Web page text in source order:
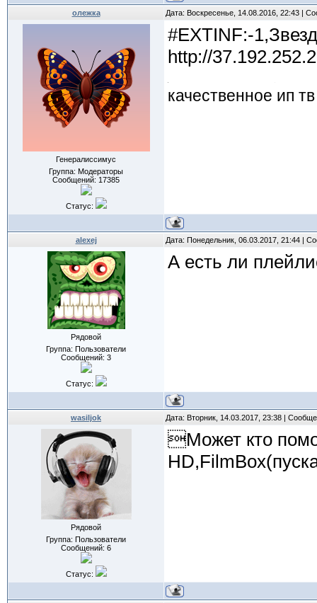
олежка Дата: Воскресенье, 14.08.2016, 22:43 |
Генералиссимус
Группа: Модераторы
Сообщений: 17385
Статус:
#EXTINF:-
http://
качественное ип
alexej Дата: Понедельник, 06.03.2017, 21:44 |
Рядовой
Группа: Пользователи
Сообщений: 3
Статус:
А есть ли
wasiljok Дата: Вторник, 14.03.2017, 23:38 |
Рядовой
Группа: Пользователи
Сообщений: 6
Статус:
Может кто